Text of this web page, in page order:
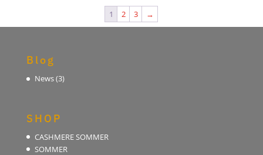
1 2 3 →
Blog
News(3)
SHOP
CASHMERE SOMMER
SOMMER